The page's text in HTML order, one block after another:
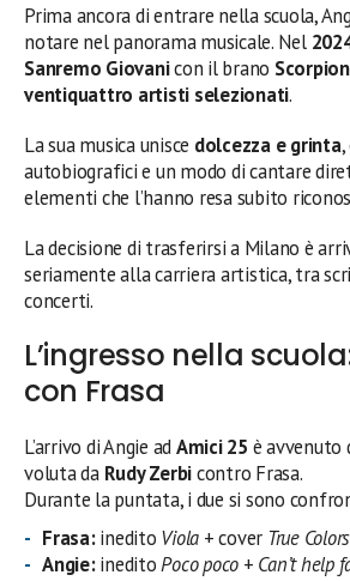
Prima ancora di entrare nella scuola,
notare nel panorama musicale. Nel
Sanremo Giovanicon il brano
ventiquattro artisti selezionati.
La sua musica unisce dolcezza e grinta
autobiografici e un modo di cantare
elementi che l’hanno resa subito
La decisione di trasferirsi a Milano è
seriamente alla carriera artistica, tra
concerti.
L’ingresso nella
con Frasa
L’arrivo di Angie adAmici 25 è avvenuto
voluta da Rudy Zerbicontro Frasa.
Durante la puntata, i due si sono
Frasa:inedito Viola + cover True Colors
Angie:ineditoPoco poco + Can’t help